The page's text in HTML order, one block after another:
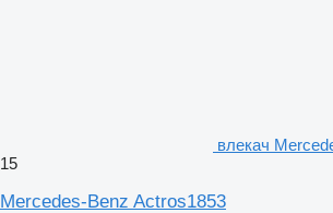
влекач
15
Mercedes-Benz Actros1853